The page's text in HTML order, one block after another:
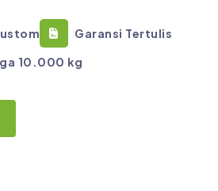
Garansi Tertulis
10.000 kg